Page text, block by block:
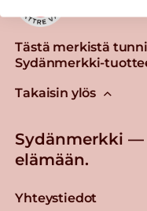
Tästä merkistä
Sydänmerkki-
Takaisin ylös
Sydänmerkki —
elämään.
Yhteystiedot